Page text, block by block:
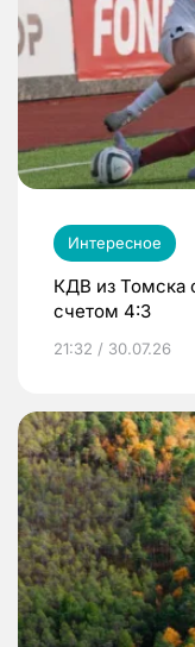
Интересное
КДВ из Томска
счетом 4:3
21:32 / 30.07.26